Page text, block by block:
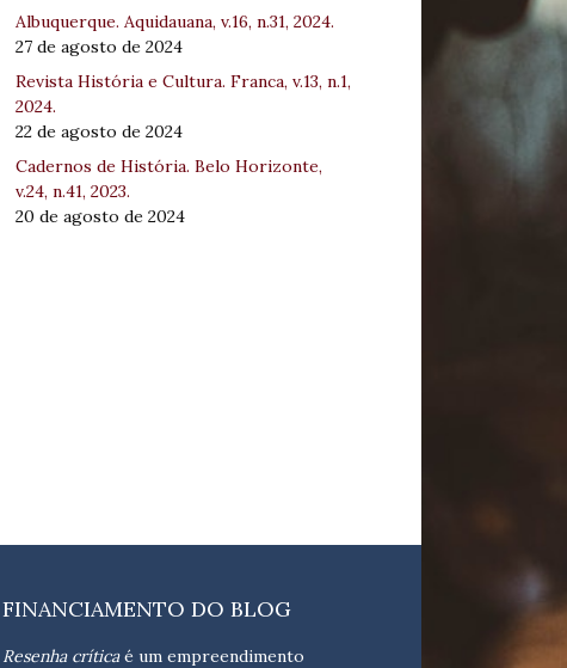
Albuquerque. Aquidauana, v.16, n.31, 2024.
27 de agosto de 2024
Revista História e Cultura. Franca, v.13, n.1,
2024.
22 de agosto de 2024
Cadernos de História. Belo Horizonte,
v.24, n.41, 2023.
20 de agosto de 2024
FINANCIAMENTO DO BLOG
Resenha críticaé um empreendimento